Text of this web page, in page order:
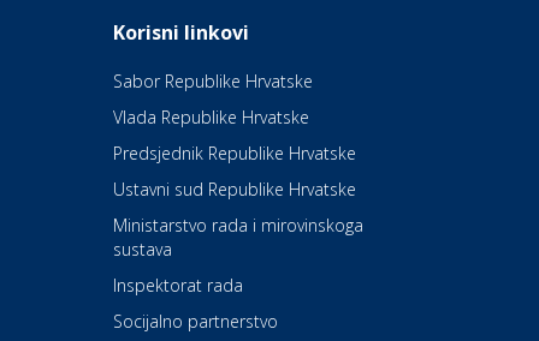
Daruvarske toplice – ljekovita
Kultura i edukacija
Kazalište Kerempuh
Kultura i edukacija
Kazalište ZKM
Auto-moto i tehnika
Korisni linkovi
Sabor Republike Hrvatske
Vlada Republike Hrvatske
Predsjednik Republike Hrvatske
Ustavni sud Republike Hrvatske
Ministarstvo rada i mirovinskoga
sustava
Inspektorat rada
Socijalno partnerstvo